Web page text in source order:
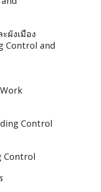
ผังเมือง
Control and
Control
Control